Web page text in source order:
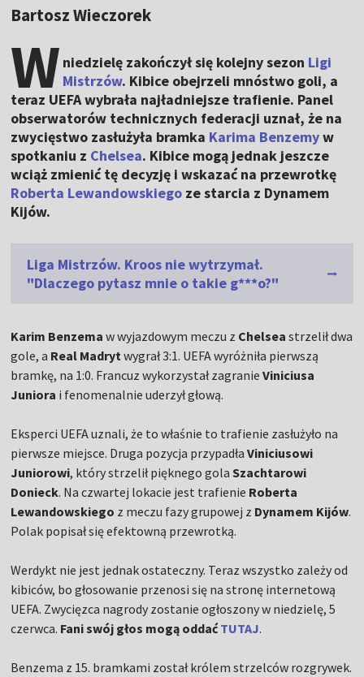
Bartosz Wieczorek
W niedzielę zakończył się kolejny sezon Ligi
Mistrzów. Kibice obejrzeli mnóstwo goli, a
teraz UEFA wybrała najładniejsze trafienie. Panel
obserwatorów technicznych federacji uznał, że na
zwycięstwo zasłużyła bramka Karima Benzemyw
spotkaniu z Chelsea. Kibice mogą jednak jeszcze
wciąż zmienić tę decyzję i wskazać na przewrotkę
Roberta Lewandowskiego ze starcia z Dynamem
Kijów.
Liga Mistrzów. Kroos nie wytrzymał.
"Dlaczego pytasz mnie o takie g***o?"
Karim Benzema w wyjazdowym meczu z Chelsea strzelił dwa
gole, a Real Madrytwygrał 3:1. UEFA wyróżniła pierwszą
bramkę, na 1:0. Francuz wykorzystał zagranieViniciusa
Juniora i fenomenalnie uderzył głową.
Eksperci UEFA uznali, że to właśnie to trafienie zasłużyło na
pierwsze miejsce. Druga pozycja przypadłaViniciusowi
Juniorowi, który strzelił pięknego golaSzachtarowi
Donieck. Na czwartej lokacie jest trafienie Roberta
Lewandowskiego z meczu fazy grupowej z Dynamem Kijów.
Polak popisał się efektowną przewrotką.
Werdykt nie jest jednak ostateczny. Teraz wszystko zależy od
kibiców, bo głosowanie przenosi się na stronę internetową
UEFA. Zwycięzca nagrody zostanie ogłoszony w niedzielę, 5
czerwca. Fani swój głos mogą oddaćTUTAJ.
Benzema z 15. bramkami został królem strzelców rozgrywek.